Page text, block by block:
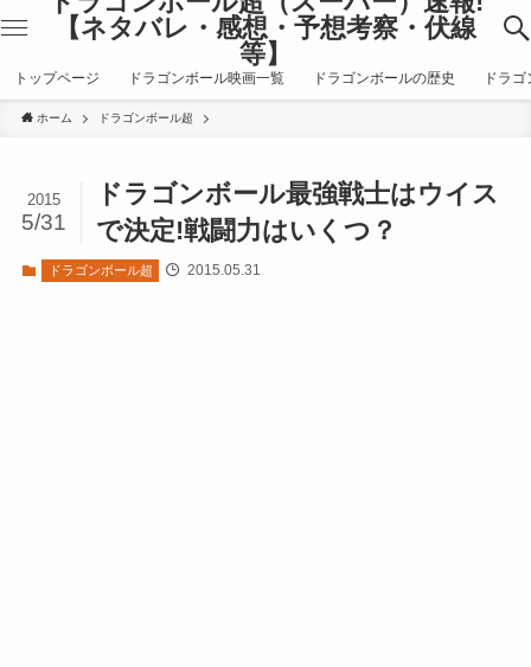
【ネタバレ・感想・予想考察・伏線
等】
トップページ ドラゴンボール映画一覧 ドラゴンボールの歴史 ドラ
ホーム ドラゴンボール超
ドラゴンボール最強戦士はウイス
で決定!戦闘力はいくつ？
2015
5/31
ドラゴンボール超 2015.05.31